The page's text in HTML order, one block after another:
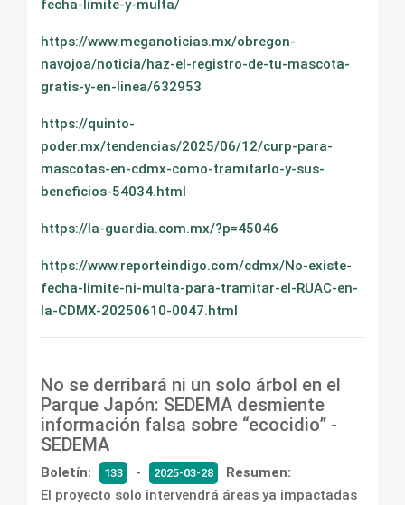
fecha-limite-y-multa/
https://www.meganoticias.mx/obregon-
navojoa/noticia/haz-el-registro-de-tu-mascota-
gratis-y-en-linea/632953
https://quinto-
poder.mx/tendencias/2025/06/12/curp-para-
mascotas-en-cdmx-como-tramitarlo-y-sus-
beneficios-54034.html
https://la-guardia.com.mx/?p=45046
https://www.reporteindigo.com/cdmx/No-existe-
fecha-limite-ni-multa-para-tramitar-el-RUAC-en-
la-CDMX-20250610-0047.html
No se derribará ni un solo árbol en el
Parque Japón: SEDEMA desmiente
información falsa sobre “ecocidio” -
SEDEMA
Boletín: 133 - 2025-03-28
Resumen:
El proyecto solo intervendrá áreas ya impactadas